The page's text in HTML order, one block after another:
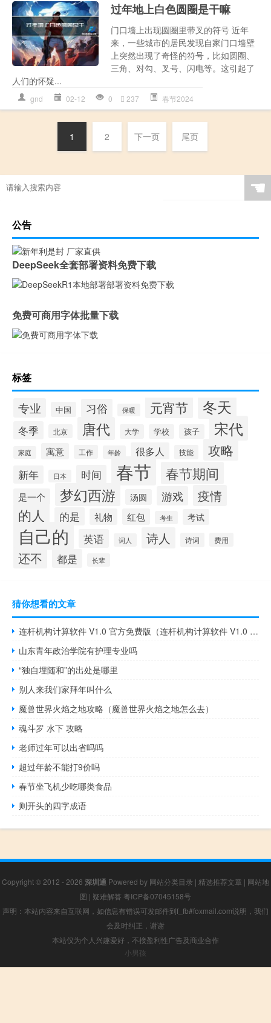
过年地上白色圆圈是干嘛
门口墙上出现圆圈里带叉的符号 近年
来，一些城市的居民发现自家门口墙壁
上突然出现了奇怪的符号，比如圆圈、
三角、对勾、叉号、闪电等。这引起了
人们的怀疑...
gnd 02-12 0 237 春节2024
1 2 下一页 尾页
☚
公告
DeepSeek全套部署资料免费下载
免费可商用字体批量下载
标签
专业 中国 习俗 保暖 元宵节 冬天
冬季 北京 唐代 大学 学校 孩子 宋代
家庭 寓意 工作 年龄 很多人 技能 攻略
新年 日本 时间 春节 春节期间
是一个 梦幻西游 汤圆 游戏 疫情
的人 的是 礼物 红包 考生 考试
自己的 英语 词人 诗人 诗词 费用
还不 都是 长辈
猜你想看的文章
连杆机构计算软件 V1.0 官方免费版（连杆机构计算软件 V1.0 官方免费版功能简介）
山东青年政治学院有护理专业吗
“独自埋随和”的出处是哪里
别人来我们家拜年叫什么
魔兽世界火焰之地攻略（魔兽世界火焰之地怎么去）
魂斗罗 水下 攻略
老师过年可以出省吗吗
超过年龄不能打9价吗
春节坐飞机少吃哪类食品
则开头的四字成语
Copyright © 2012 - 2026 深圳通 Powered by 网站分类目录 | 精选推荐文章 | 网站地
图 | 疑难解答 粤ICP备07045158号
声明：本站内容来自互联网，如信息有错误可发邮件到f_fb#foxmail.com说明，我们
会及时纠正，谢谢
本站仅为个人兴趣爱好，不接盈利性广告及商业合作
小男孩